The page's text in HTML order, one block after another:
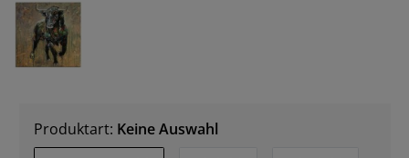
Produktart: Keine Auswahl